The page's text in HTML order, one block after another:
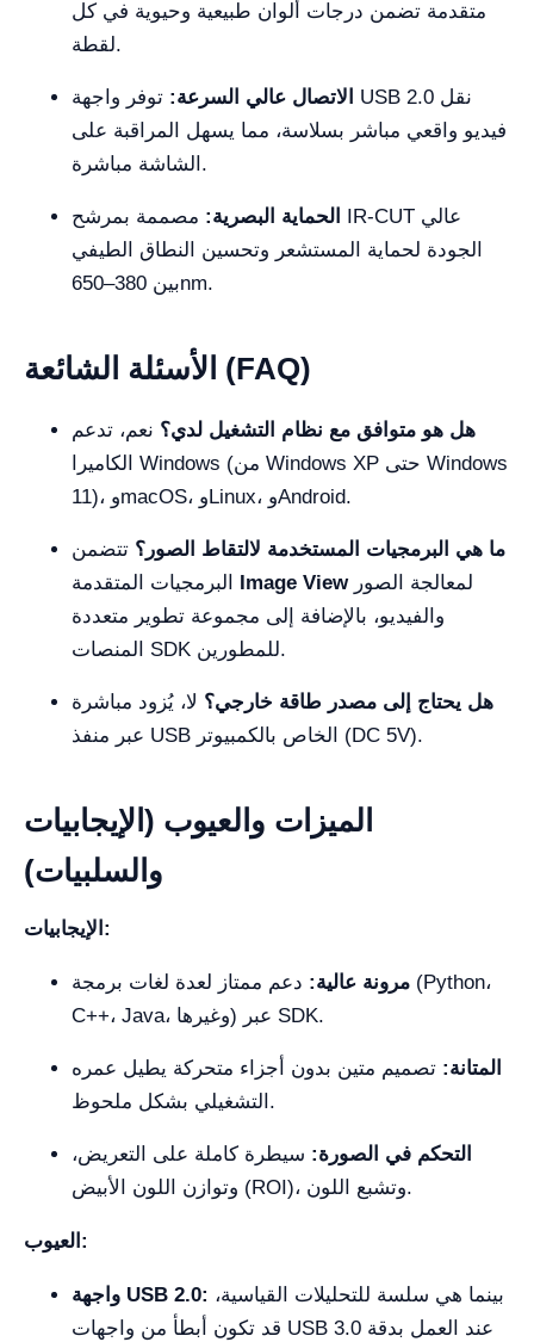
متقدمة تضمن درجات ألوان طبيعية وحيوية في كل
لقطة.
الاتصال عالي السرعة: توفر واجهة USB 2.0 نقل
فيديو واقعي مباشر بسلاسة، مما يسهل المراقبة على
الشاشة مباشرة.
الحماية البصرية: مصممة بمرشح IR-CUT عالي
الجودة لحماية المستشعر وتحسين النطاق الطيفي
بين 380–650nm.
الأسئلة الشائعة (FAQ)
هل هو متوافق مع نظام التشغيل لدي؟ نعم، تدعم
الكاميرا Windows (من Windows XP حتى Windows
11)، وmacOS، وLinux، وAndroid.
ما هي البرمجيات المستخدمة لالتقاط الصور؟ تتضمن
Image Viewلمعالجة الصور
والفيديو، بالإضافة إلى مجموعة تطوير متعددة
المنصات SDK للمطورين.
هل يحتاج إلى مصدر طاقة خارجي؟ لا، يُزود مباشرة
عبر منفذ USB الخاص بالكمبيوتر (DC 5V).
الميزات والعيوب (الإيجابيات
والسلبيات)
الإيجابيات:
مرونة عالية: دعم ممتاز لعدة لغات برمجة (Python،
C++، Java، وغيرها) عبر SDK.
المتانة: تصميم متين بدون أجزاء متحركة يطيل عمره
التشغيلي بشكل ملحوظ.
التحكم في الصورة: سيطرة كاملة على التعريض،
وتوازن اللون الأبيض (ROI)، وتشبع اللون.
العيوب:
واجهة USB 2.0:
قد تكون أبطأ من واجهات USB 3.0 عند العمل بدقة